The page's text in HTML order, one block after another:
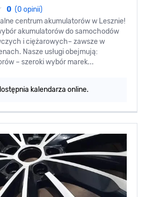
0 (0 opinii)
centrum akumulatorów w Lesznie!
akumulatorów do samochodów
i ciężarowych– zawsze w
Nasze usługi obejmują:
– szeroki wybór marek...
kalendarza online.